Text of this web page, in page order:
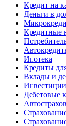
Кредит на
Деньги в
Кредитные
Ипотека
Кредиты
Вклады и
Инвестиции
Дебетовые